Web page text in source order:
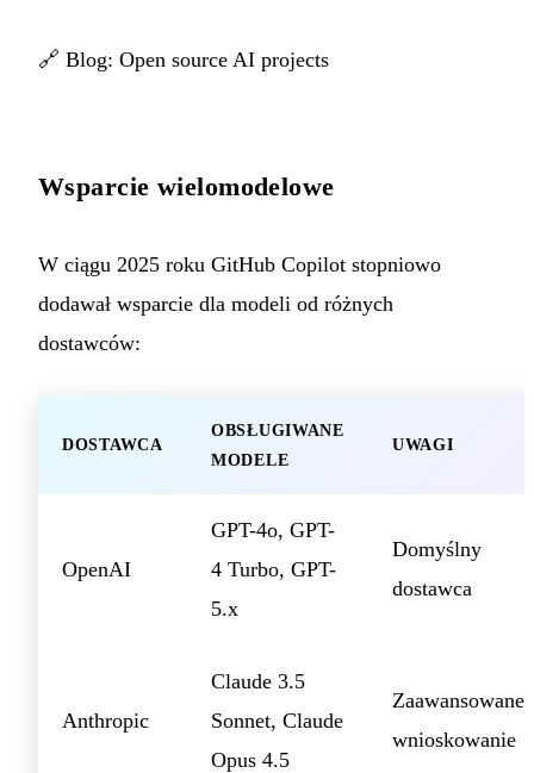
🔗 Blog: Open source AI projects
Wsparcie wielomodelowe
W ciągu 2025 roku GitHub Copilot stopniowo
dodawał wsparcie dla modeli od różnych
dostawców:
DOSTAWCA
OBSŁUGIWANE
MODELE
UWAGI
OpenAI
GPT-4o, GPT-
4 Turbo, GPT-
5.x
Domyślny
dostawca
Anthropic
Claude 3.5
Sonnet, Claude
Opus 4.5
Zaawansowane
wnioskowanie